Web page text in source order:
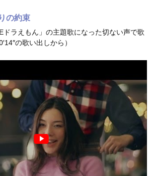
の約束
ドラえもん」の主題歌になった切ない声で歌
の歌い出しから）